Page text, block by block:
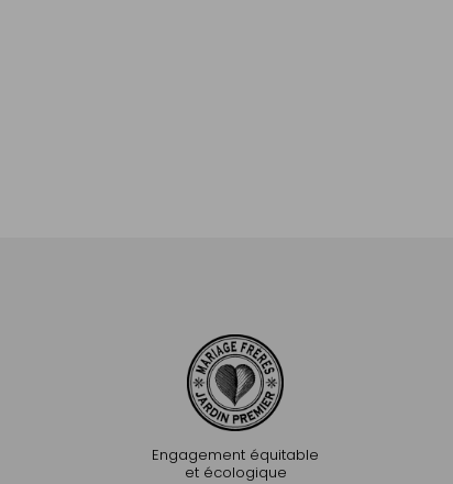
Engagement équitable
et écologique